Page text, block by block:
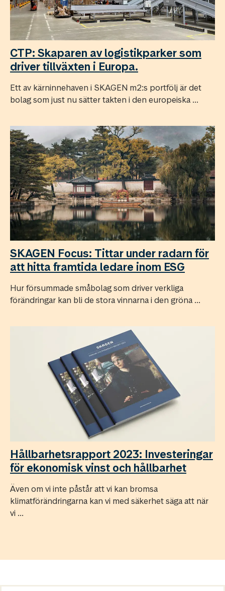
CTP: Skaparen av logistikparker som
driver tillväxten i Europa.
Ett av kärninnehaven i SKAGEN m2:s portfölj är det
bolag som just nu sätter takten i den europeiska ...
SKAGEN Focus: Tittar under radarn för
att hitta framtida ledare inom ESG
Hur försummade småbolag som driver verkliga
förändringar kan bli de stora vinnarna i den gröna ...
Hållbarhetsrapport 2023: Investeringar
för ekonomisk vinst och hållbarhet
Även om vi inte påstår att vi kan bromsa
klimatförändringarna kan vi med säkerhet säga att när
vi ...